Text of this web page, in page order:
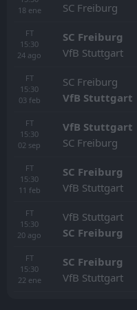
18 ene SC Freiburg
FT
15:30
24 ago
SC Freiburg
VfB Stuttgart
FT
15:30
03 feb
SC Freiburg
VfB Stuttgart
FT
15:30
02 sep
VfB Stuttgart
SC Freiburg
FT
15:30
11 feb
SC Freiburg
VfB Stuttgart
FT
15:30
20 ago
VfB Stuttgart
SC Freiburg
FT
15:30
22 ene
SC Freiburg
VfB Stuttgart